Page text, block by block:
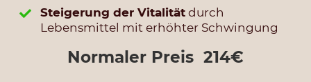
Steigerung der Vitalitätdurch
Lebensmittel mit erhöhter Schwingung
Normaler Preis 214€